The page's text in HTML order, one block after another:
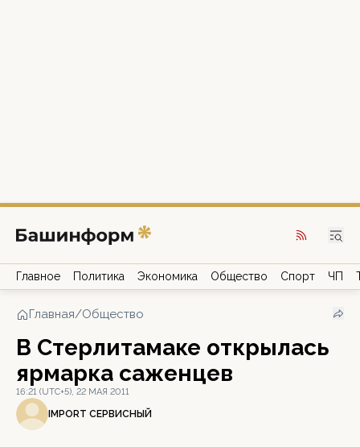
Главное Политика Экономика Общество Спорт ЧП
Главная/Общество
В Стерлитамаке открылась
ярмарка саженцев
16:21 (UTC+5), 22 МАЯ 2011
IMPORT СЕРВИСНЫЙ